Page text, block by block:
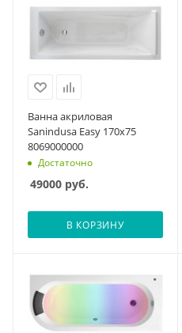
Ванна акриловая
Sanindusa Easy 170x75
8069000000
Достаточно
49000 руб.
В КОРЗИНУ